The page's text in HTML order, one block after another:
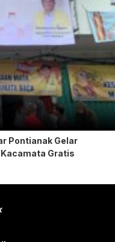
Pontianak Gelar
Gratis